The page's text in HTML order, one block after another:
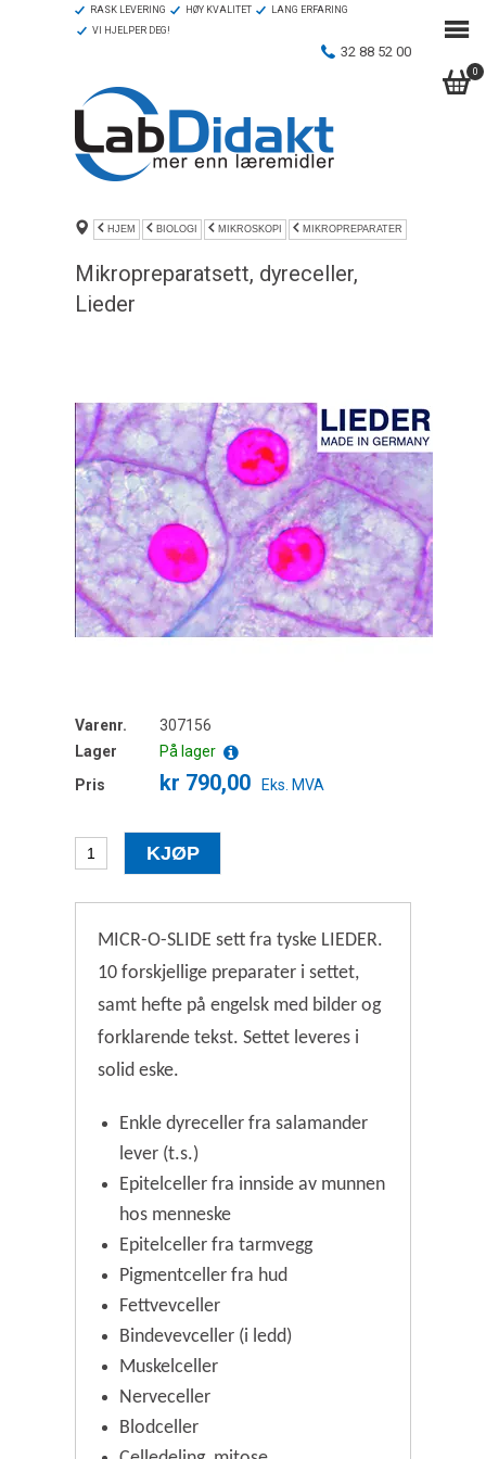
0
RASK LEVERING HØY KVALITET
LANG ERFARING
VI HJELPER DEG!
32 88 52 00
HJEM BIOLOGI MIKROSKOPI MIKROPREPARATER
Mikropreparatsett, dyreceller,
Lieder
Varenr.
307156
Lager
På lager
Pris
kr 790,00 Eks. MVA
MICR-O-SLIDE sett fra tyske LIEDER.
10 forskjellige preparater i settet,
samt hefte på engelsk med bilder og
forklarende tekst. Settet leveres i
solid eske.
Enkle dyreceller fra salamander
lever (t.s.)
Epitelceller fra innside av munnen
hos menneske
Epitelceller fra tarmvegg
Pigmentceller fra hud
Fettvevceller
Bindevevceller (i ledd)
Muskelceller
Nerveceller
Blodceller